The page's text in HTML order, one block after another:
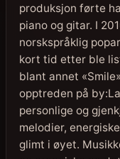
produksjon førte
piano og gitar. I
norskspråklig
kort tid etter ble
blant annet
opptreden på
personlige og
melodier,
glimt i øyet.